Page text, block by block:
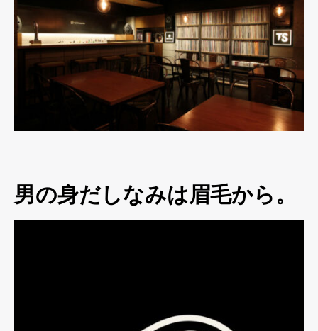
男の身だしなみは眉毛から。